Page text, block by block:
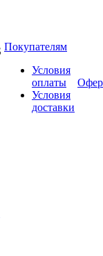
Покупателям
Условия
оплаты
Условия
доставки